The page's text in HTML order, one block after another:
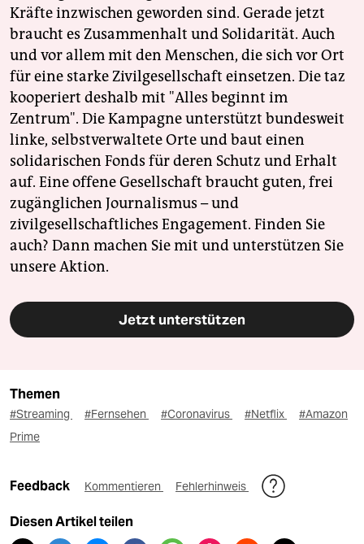
Kräfte inzwischen geworden sind. Gerade jetzt
braucht es Zusammenhalt und Solidarität. Auch
und vor allem mit den Menschen, die sich vor Ort
für eine starke Zivilgesellschaft einsetzen. Die taz
kooperiert deshalb mit "Alles beginnt im
Zentrum". Die Kampagne unterstützt bundesweit
linke, selbstverwaltete Orte und baut einen
solidarischen Fonds für deren Schutz und Erhalt
auf. Eine offene Gesellschaft braucht guten, frei
zugänglichen Journalismus – und
zivilgesellschaftliches Engagement. Finden Sie
auch? Dann machen Sie mit und unterstützen Sie
unsere Aktion.
Jetzt unterstützen
Themen
#Streaming #Fernsehen #Coronavirus #Netflix
#Amazon
Prime
Feedback Kommentieren Fehlerhinweis
Diesen Artikel teilen